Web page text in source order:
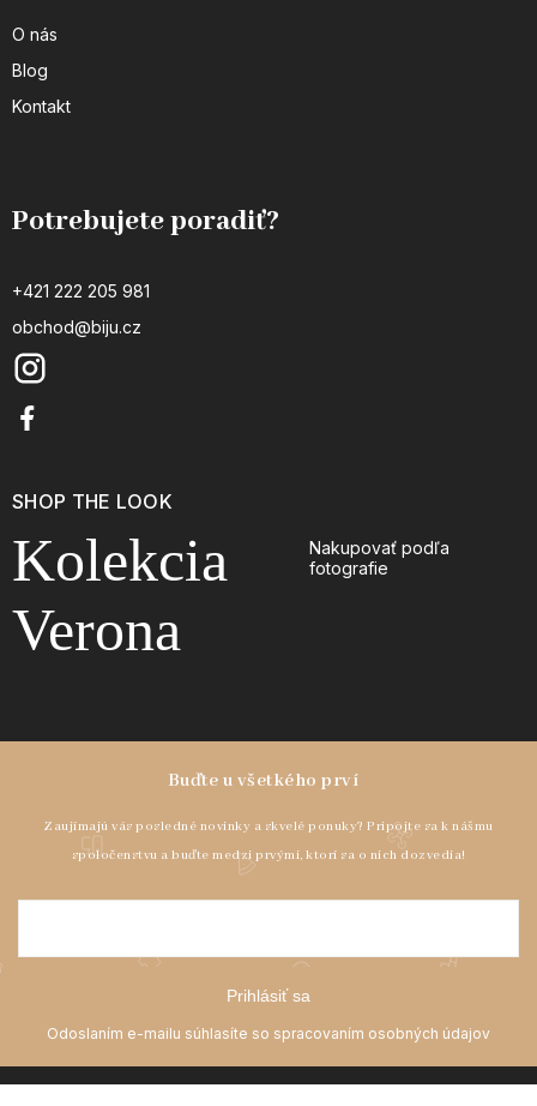
O nás
Blog
Kontakt
Potrebujete poradiť?
+421 222 205 981
obchod@biju.cz
Prihlásiť sa
SHOP THE LOOK
Kolekcia
Verona
Nakupovať podľa
fotografie